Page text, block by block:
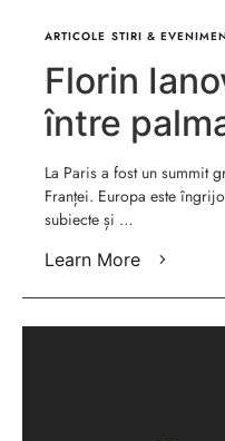
ARTICOLE STIRI &
Florin
între
pumnul
La Paris a fost un summit
Franței. Europa este
subiecte și …
Learn More